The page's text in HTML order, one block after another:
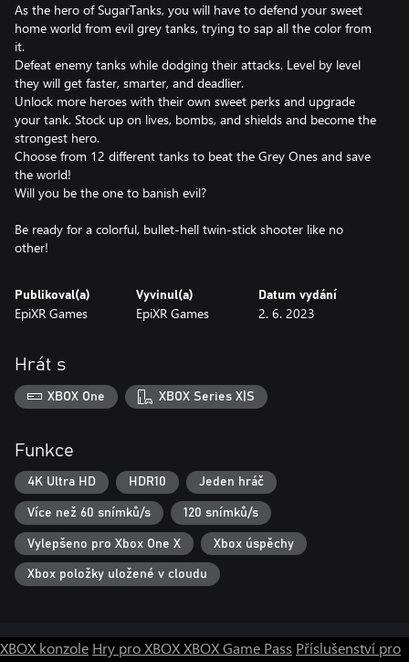
As the hero of SugarTanks, you will have to defend your sweet
home world from evil grey tanks, trying to sap all the color from
it.
Defeat enemy tanks while dodging their attacks. Level by level
they will get faster, smarter, and deadlier.
Unlock more heroes with their own sweet perks and upgrade
your tank. Stock up on lives, bombs, and shields and become the
strongest hero.
Choose from 12 different tanks to beat the Grey Ones and save
the world!
Will you be the one to banish evil?
Be ready for a colorful, bullet-hell twin-stick shooter like no
other!
Publikoval(a)
EpiXR Games
Vyvinul(a)
EpiXR Games
Datum vydání
2. 6. 2023
Hrát s
XBOX One XBOX Series X|S
Funkce
4K Ultra HD HDR10 Jeden hráč
Více než 60 snímků/s 120 snímků/s
Vylepšeno pro Xbox One X Xbox úspěchy
Xbox položky uložené v cloudu
XBOX konzole Hry pro XBOXXBOX Game Pass Příslušenství pro